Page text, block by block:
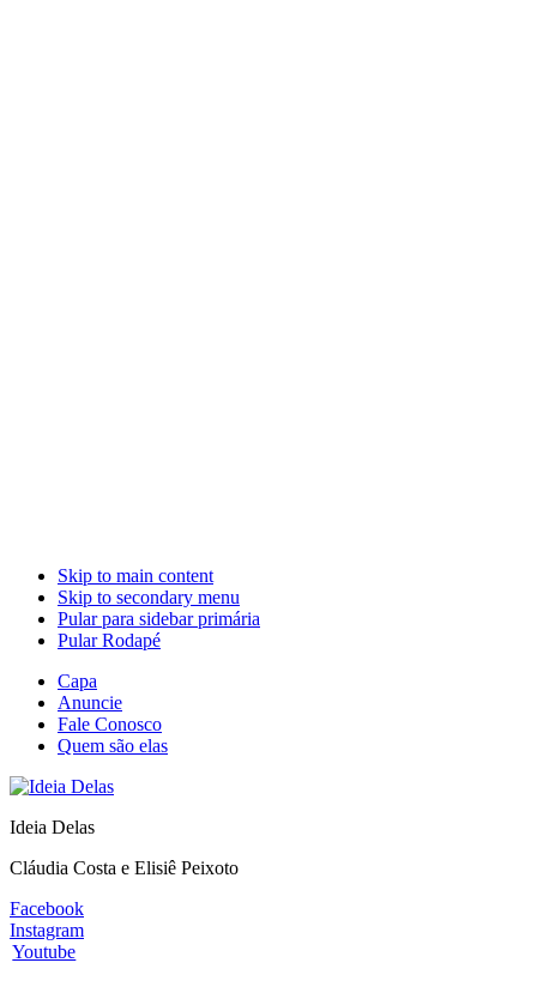
Skip to main content
Skip to secondary menu
Pular para sidebar primária
Pular Rodapé
Capa
Anuncie
Fale Conosco
Quem são elas
Ideia Delas
Cláudia Costa e Elisiê Peixoto
Facebook
Instagram
Youtube